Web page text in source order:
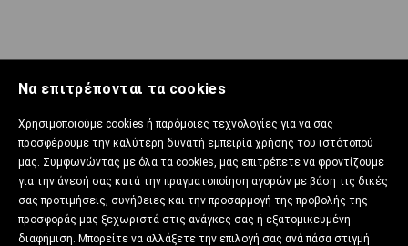
Να επιτρέπονται τα cookies
Χρησιμοποιούμε cookies ή παρόμοιες τεχνολογίες για να σας
προσφέρουμε την καλύτερη δυνατή εμπειρία χρήσης του ιστότοπού
μας. Συμφωνώντας με όλα τα cookies, μας επιτρέπετε να φροντίζουμε
για την άνεσή σας κατά την πραγματοποίηση αγορών με βάση τις δικές
σας προτιμήσεις, συνήθειες και την προσαρμογή της προβολής της
προσφοράς μας ξεχωριστά στις ανάγκες σας ή εξατομικευμένη
διαφήμιση. Μπορείτε να αλλάξετε την επιλογή σας ανά πάσα στιγμή